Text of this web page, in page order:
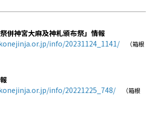
併神宮大麻及神札頒布祭」情報
info/20231124_1141/
（箱根
info/20221225_748/
（箱根